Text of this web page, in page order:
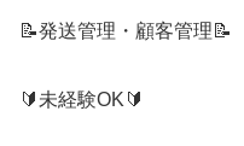
📝発送管理・顧客管理📝
🔰未経験OK🔰